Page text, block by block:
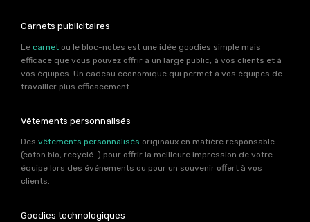
Carnets publicitaires
Le carnet ou le bloc-notes est une idée goodies simple mais
efficace que vous pouvez offrir à un large public, à vos clients et à
vos équipes. Un cadeau économique qui permet à vos équipes de
travailler plus efficacement.
Vêtements personnalisés
Des vêtements personnalisés originaux en matière responsable
(coton bio, recyclé…) pour offrir la meilleure impression de votre
équipe lors des événements ou pour un souvenir offert à vos
clients.
Goodies technologiques